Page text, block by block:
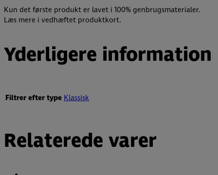
Kun det første produkt er lavet i 100% genbrugsmaterialer.
Læs mere i vedhæftet produktkort.
Yderligere information
Filtrer efter type Klassisk
Relaterede varer